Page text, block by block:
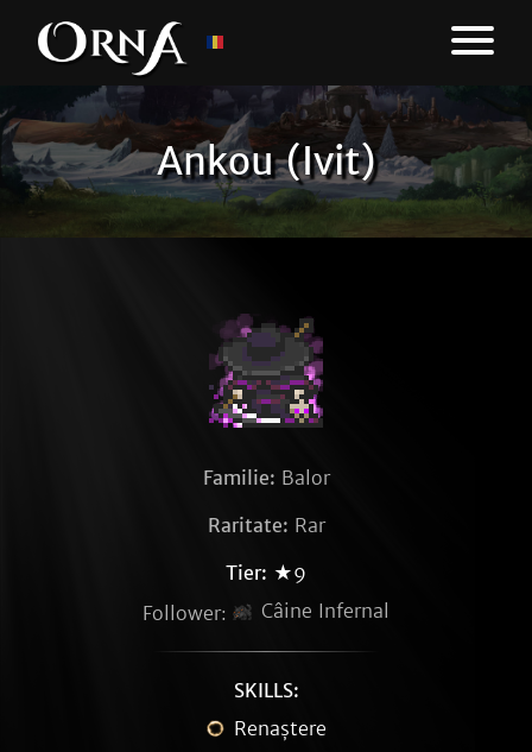
Ankou (Ivit)
Familie: Balor
Raritate: Rar
Tier: ★9
Follower:
Câine Infernal
SKILLS:
Renaștere